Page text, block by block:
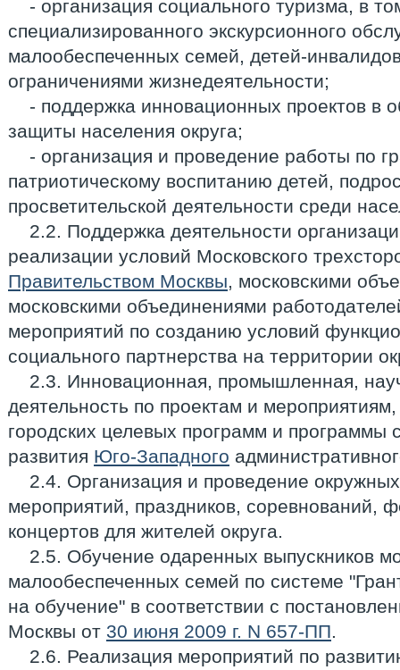
- организация социального туризма, в
специализированного экскурсионного
малообеспеченных семей, детей-
ограничениями жизнедеятельности;
- поддержка инновационных проектов в
защиты населения округа;
- организация и проведение работы по
патриотическому воспитанию детей,
просветительской деятельности среди
2.2. Поддержка деятельности
реализации условий Московского
Правительством Москвы, московскими
московскими объединениями
мероприятий по созданию условий
социального партнерства на территории
2.3. Инновационная, промышленная,
деятельность по проектам и
городских целевых программ и программы
развития Юго-Западного
2.4. Организация и проведение
мероприятий, праздников, соревнований,
концертов для жителей округа.
2.5. Обучение одаренных выпускников
малообеспеченных семей по системе
на обучение" в соответствии с
Москвы от 30 июня 2009 г. N 657-ПП.
2.6. Реализация мероприятий по